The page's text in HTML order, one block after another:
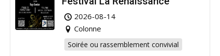
2026-08-14
Colonne
Soirée ou rassemblement convivial